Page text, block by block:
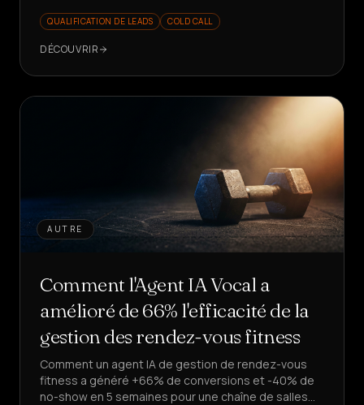
et des insights produit structurés.
QUALIFICATION DE LEADS COLD CALL
DÉCOUVRIR
AUTRE
Comment l'Agent IA Vocal a
amélioré de 66% l'efficacité de la
gestion des rendez-vous fitness
Comment un agent IA de gestion de rendez-vous
fitness a généré +66% de conversions et -40% de
no-show en 5 semaines pour une chaîne de salles